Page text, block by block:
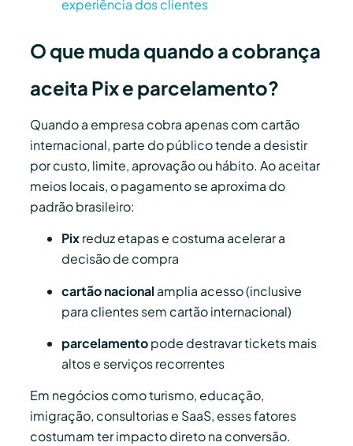
experiência dos clientes
O que muda quando a cobrança
aceita Pix e parcelamento?
Quando a empresa cobra apenas com cartão
internacional, parte do público tende a desistir
por custo, limite, aprovação ou hábito. Ao aceitar
meios locais, o pagamento se aproxima do
padrão brasileiro:
Pixreduz etapas e costuma acelerar a
decisão de compra
cartão nacional amplia acesso (inclusive
para clientes sem cartão internacional)
parcelamentopode destravar tickets mais
altos e serviços recorrentes
Em negócios como turismo, educação,
imigração, consultorias e SaaS, esses fatores
costumam ter impacto direto na conversão.